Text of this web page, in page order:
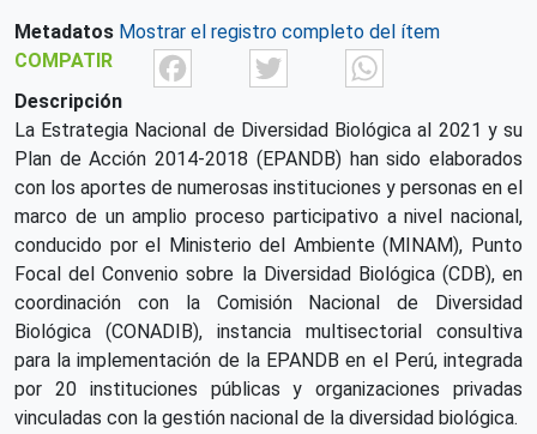
Metadatos Mostrar el registro completo del ítem
COMPATIR
FacebookTwitter
Descripción
La Estrategia Nacional de Diversidad Biológica al 2021 y su
Plan de Acción 2014-2018 (EPANDB) han sido elaborados
con los aportes de numerosas instituciones y personas en el
marco de un amplio proceso participativo a nivel nacional,
conducido por el Ministerio del Ambiente (MINAM), Punto
Focal del Convenio sobre la Diversidad Biológica (CDB), en
coordinación con la Comisión Nacional de Diversidad
Biológica (CONADIB), instancia multisectorial consultiva
para la implementación de la EPANDB en el Perú, integrada
por 20 instituciones públicas y organizaciones privadas
vinculadas con la gestión nacional de la diversidad biológica.